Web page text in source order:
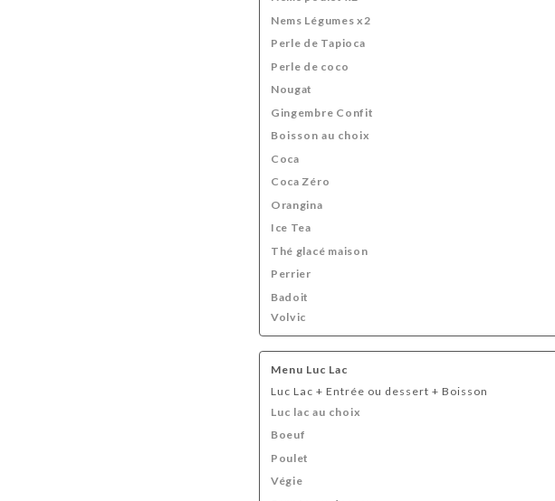
Nems Légumes x2
Perle de Tapioca
Perle de coco
Nougat
Gingembre Confit
Boisson au choix
Coca
Coca Zéro
Orangina
Ice Tea
Thé glacé maison
Perrier
Badoit
Volvic
Menu Luc Lac
Luc Lac + Entrée ou dessert + Boisson
Luc lac au choix
Boeuf
Poulet
Végie